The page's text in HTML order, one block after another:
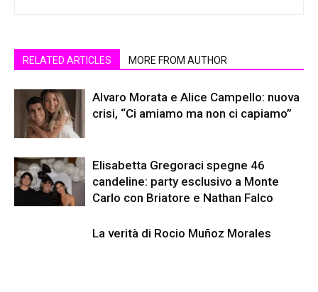
RELATED ARTICLES MORE FROM AUTHOR
Alvaro Morata e Alice Campello: nuova
crisi, “Ci amiamo ma non ci capiamo”
Elisabetta Gregoraci spegne 46
candeline: party esclusivo a Monte
Carlo con Briatore e Nathan Falco
La verità di Rocio Muñoz Morales